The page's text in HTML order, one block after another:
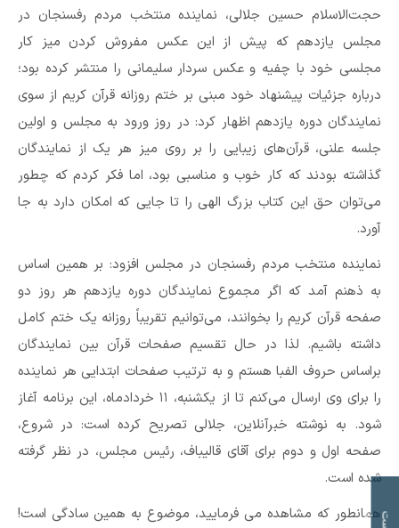
حجت‌الاسلام حسین جلالی، نماینده منتخب مردم رفسنجان در
مجلس یازدهم که پیش از این عکس مفروش کردن میز کار
مجلسی خود با چفیه و عکس سردار سلیمانی را منتشر کرده بود؛
درباره جزئیات پیشنهاد خود مبنی بر ختم روزانه قرآن کریم از سوی
نمایندگان دوره یازدهم اظهار کرد: در روز ورود به مجلس و اولین
جلسه علنی، قرآن‌های زیبایی را بر روی میز هر یک از نمایندگان
گذاشته بودند که کار خوب و مناسبی بود، اما فکر کردم که چطور
می‌توان حق این کتاب بزرگ الهی را تا جایی که امکان دارد به جا
آورد.
نماینده منتخب مردم رفسنجان در مجلس افزود: بر همین اساس
به ذهنم آمد که اگر مجموع نمایندگان دوره یازدهم هر روز دو
صفحه قرآن کریم را بخوانند، می‌توانیم تقریباً روزانه یک ختم کامل
داشته باشیم. لذا در حال تقسیم صفحات قرآن بین نمایندگان
براساس حروف الفبا هستم و به ترتیب صفحات ابتدایی هر نماینده
را برای وی ارسال می‌کنم تا از یکشنبه، ۱۱ خردادماه، این برنامه آغاز
شود. به نوشته خبرآنلاین، جلالی تصریح کرده است: در شروع،
صفحه اول و دوم برای آقای قالیباف، رئیس مجلس، در نظر گرفته‌
شده است.
همانطور که مشاهده می فرمایید، موضوع به همین سادگی است!